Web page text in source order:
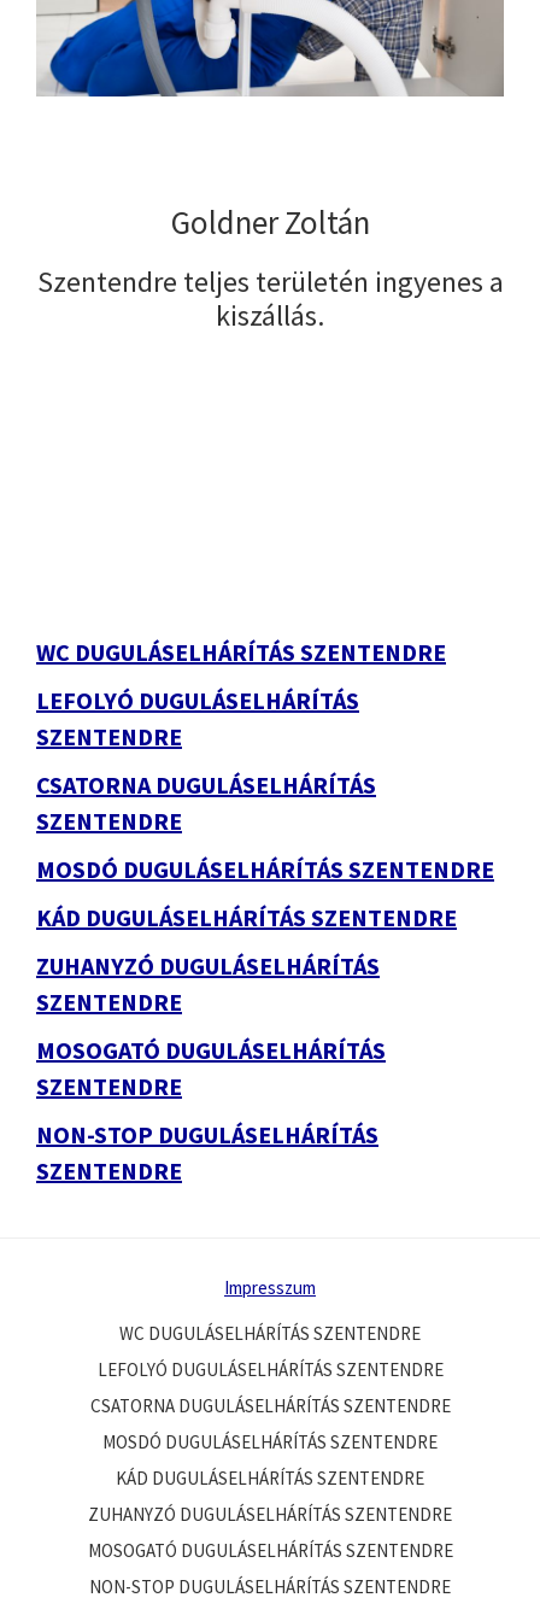
Goldner Zoltán
Szentendre teljes területén ingyenes a
kiszállás.
WC DUGULÁSELHÁRÍTÁS SZENTENDRE
LEFOLYÓ DUGULÁSELHÁRÍTÁS
SZENTENDRE
CSATORNA DUGULÁSELHÁRÍTÁS
SZENTENDRE
MOSDÓ DUGULÁSELHÁRÍTÁS SZENTENDRE
KÁD DUGULÁSELHÁRÍTÁS SZENTENDRE
ZUHANYZÓ DUGULÁSELHÁRÍTÁS
SZENTENDRE
MOSOGATÓ DUGULÁSELHÁRÍTÁS
SZENTENDRE
NON-STOP DUGULÁSELHÁRÍTÁS
SZENTENDRE
Impresszum
WC DUGULÁSELHÁRÍTÁS SZENTENDRE
LEFOLYÓ DUGULÁSELHÁRÍTÁS SZENTENDRE
CSATORNA DUGULÁSELHÁRÍTÁS SZENTENDRE
MOSDÓ DUGULÁSELHÁRÍTÁS SZENTENDRE
KÁD DUGULÁSELHÁRÍTÁS SZENTENDRE
ZUHANYZÓ DUGULÁSELHÁRÍTÁS SZENTENDRE
MOSOGATÓ DUGULÁSELHÁRÍTÁS SZENTENDRE
NON-STOP DUGULÁSELHÁRÍTÁS SZENTENDRE